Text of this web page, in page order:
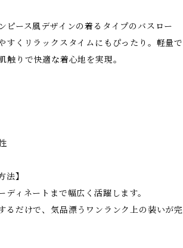
ース風デザインの着るタイプのバスロー
すくリラックスタイムにもぴったり。軽量で
りで快適な着心地を実現。
法】
ィネートまで幅広く活躍します。
るだけで、気品漂うワンランク上の装いが完